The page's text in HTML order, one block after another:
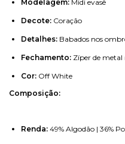
Modelagem: Midi evasê
Decote: Coração
Detalhes: Babados nos
Fechamento: Zíper de metal
Cor: Off White
Composição:
Renda: 49% Algodão | 36%